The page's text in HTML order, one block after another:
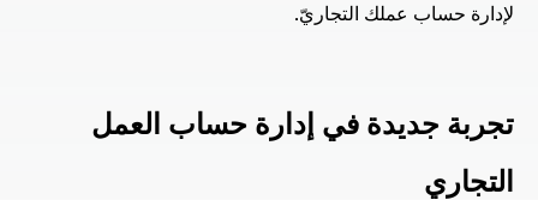
لإدارة حساب عملك التجاريّ.
تجربة جديدة في إدارة حساب العمل
التجاري